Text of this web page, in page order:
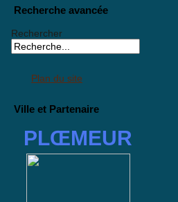
Recherche avancée
Rechercher
Plan du site
Ville et Partenaire
PLŒMEUR